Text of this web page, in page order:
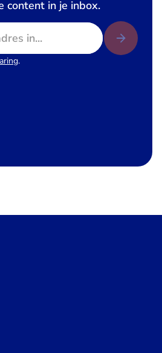
content in je inbox.
.